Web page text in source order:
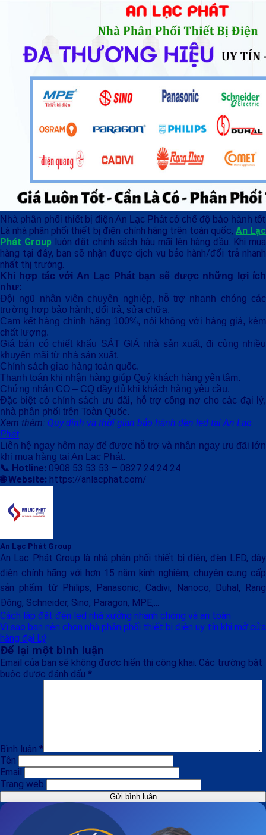
Nhà phân phối thiết bị điện An Lạc Phát có chế độ bảo hành tốt
Là nhà phân phối thiết bị điện chính hãng trên toàn quốc, An Lạc
Phát Group luôn đặt chính sách hậu mãi lên hàng đầu. Khi mua
hàng tại đây, bạn sẽ nhận được dịch vụ bảo hành/đổi trả nhanh
nhất thị trường.
Khi hợp tác với An Lạc Phát bạn sẽ được những lợi ích
như:
Đội ngũ nhân viên chuyên nghiệp, hỗ trợ nhanh chóng các
trường hợp bảo hành, đổi trả, sửa chữa.
Cam kết hàng chính hãng 100%, nói không với hàng giả, kém
chất lượng.
Giá bán có chiết khấu SÁT GIÁ nhà sản xuất, đi cùng nhiều
khuyến mãi từ nhà sản xuất.
Chính sách giao hàng toàn quốc.
Thanh toán khi nhận hàng giúp Quý khách hàng yên tâm.
Chứng nhận CO – CQ đầy đủ khi khách hàng yêu cầu.
Đặc biệt có chính sách ưu đãi, hỗ trợ công nợ cho các đại lý,
nhà phân phối trên Toàn Quốc.
Xem thêm: Quy định và thời gian bảo hành đèn led tại An Lạc
Phát
Liên hệ ngay hôm nay để được hỗ trợ và nhận ngay ưu đãi lớn
khi mua hàng tại An Lạc Phát.
📞 Hotline: 0908 53 53 53 – 0827 24 24 24
🌐 Website: https://anlacphat.com/
An Lạc Phát Group
An Lạc Phát Group là nhà phân phối thiết bị điện, đèn LED, dây
điện chính hãng với hơn 15 năm kinh nghiệm, chuyên cung cấp
sản phẩm từ Philips, Panasonic, Cadivi, Nanoco, Duhal, Rạng
Đông, Schneider, Sino, Paragon, MPE,...
Cách lắp đặt đèn led nhà xưởng nhanh chóng và an toàn
Vì sao bạn nên chọn nhà phân phối thiết bị điện uy tín khi mở cửa
hàng đại Lý
Để lại một bình luận
Email của bạn sẽ không được hiển thị công khai. Các trường bắt
buộc được đánh dấu *
Bình luận *
Tên
Email
Trang web